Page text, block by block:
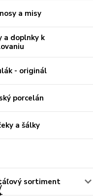
a misy
a doplnky k
- originál
porcelán
a šálky
sortiment